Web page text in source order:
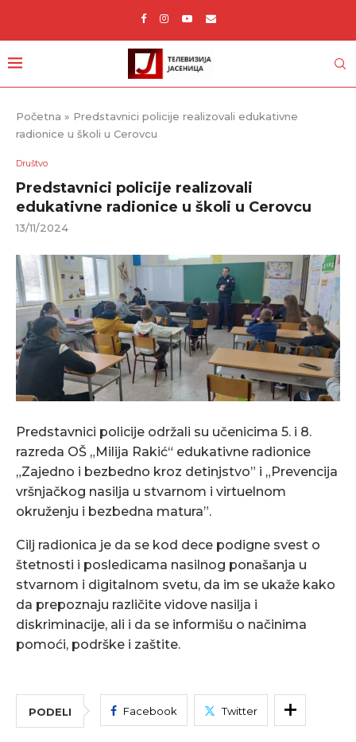
Početna » Predstavnici policije realizovali edukativne
radionice u školi u Cerovcu
Društvo
Predstavnici policije realizovali
edukativne radionice u školi u Cerovcu
13/11/2024
Predstavnici policije održali su učenicima 5. i 8.
razreda OŠ „Milija Rakić“ edukativne radionice
„Zajedno i bezbedno kroz detinjstvo” i „Prevencija
vršnjačkog nasilja u stvarnom i virtuelnom
okruženju i bezbedna matura”.
Cilj radionica je da se kod dece podigne svest o
štetnosti i posledicama nasilnog ponašanja u
stvarnom i digitalnom svetu, da im se ukaže kako
da prepoznaju različite vidove nasilja i
diskriminacije, ali i da se informišu o načinima
pomoći, podrške i zaštite.
PODELI Facebook Twitter